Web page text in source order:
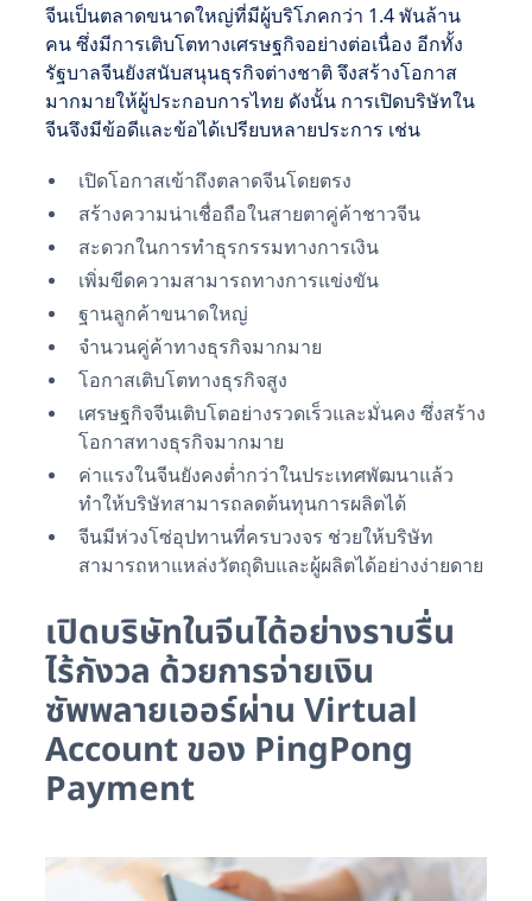
จีนเป็นตลาดขนาดใหญ่ที่มีผู้บริโภคกว่า 1.4 พันล้าน
คน ซึ่งมีการเติบโตทางเศรษฐกิจอย่างต่อเนื่อง อีกทั้ง
รัฐบาลจีนยังสนับสนุนธุรกิจต่างชาติ จึงสร้างโอกาส
มากมายให้ผู้ประกอบการไทย ดังนั้น การเปิดบริษัทใน
จีนจึงมีข้อดีและข้อได้เปรียบหลายประการ เช่น
เปิดโอกาสเข้าถึงตลาดจีนโดยตรง
สร้างความน่าเชื่อถือในสายตาคู่ค้าชาวจีน
สะดวกในการทำธุรกรรมทางการเงิน
เพิ่มขีดความสามารถทางการแข่งขัน
ฐานลูกค้าขนาดใหญ่
จำนวนคู่ค้าทางธุรกิจมากมาย
โอกาสเติบโตทางธุรกิจสูง
เศรษฐกิจจีนเติบโตอย่างรวดเร็วและมั่นคง ซึ่งสร้าง
โอกาสทางธุรกิจมากมาย
ค่าแรงในจีนยังคงต่ำกว่าในประเทศพัฒนาแล้ว
ทำให้บริษัทสามารถลดต้นทุนการผลิตได้
จีนมีห่วงโซ่อุปทานที่ครบวงจร ช่วยให้บริษัท
สามารถหาแหล่งวัตถุดิบและผู้ผลิตได้อย่างง่ายดาย
เปิดบริษัทในจีนได้อย่างราบรื่น
ไร้กังวล ด้วยการจ่ายเงิน
ซัพพลายเออร์ผ่าน Virtual
Account ของ PingPong
Payment